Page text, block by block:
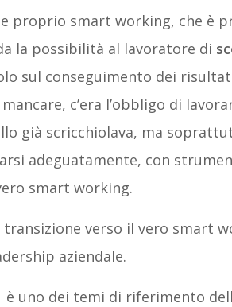
proprio smart working, che è
la possibilità al lavoratore di
sul conseguimento dei
c’era l’obbligo di
già scricchiolava, ma
adeguatamente, con
smart working.
verso il vero smart
aziendale.
uno dei temi di riferimento